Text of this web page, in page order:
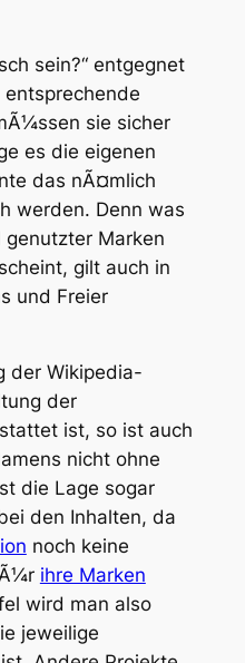
sein?“ entgegnet
sie sicher
es die eigenen
das nÃ¤mlich
werden. Denn was
genutzter Marken
gilt auch in
und Freier
der Wikipedia-
der
ist, so ist auch
nicht ohne
die Lage sogar
den Inhalten, da
noch keine
ihre Marken
wird man also
jeweilige